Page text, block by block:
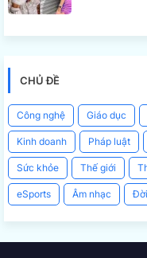
CHỦ ĐỀ
Công nghệ Giáo dục
Kinh doanh Pháp luật
Sức khỏe Thế giới
eSports Âm nhạc